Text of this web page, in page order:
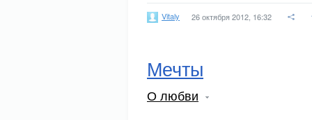
Vitaly 26 октября 2012, 16:32
Мечты
О любви